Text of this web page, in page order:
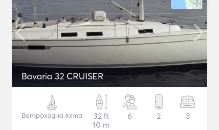
Bavaria 32 CRUISER
Ветроходна яхта
32 ft
10 m
6 2 3